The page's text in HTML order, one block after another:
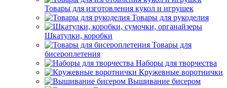
Товары для изготовления кукол и игрушек
Товары для рукоделия
Шкатулки, коробки
Товары для
бисероплетения
Наборы для творчества
Кружевные воротнички
Вышивание бисером